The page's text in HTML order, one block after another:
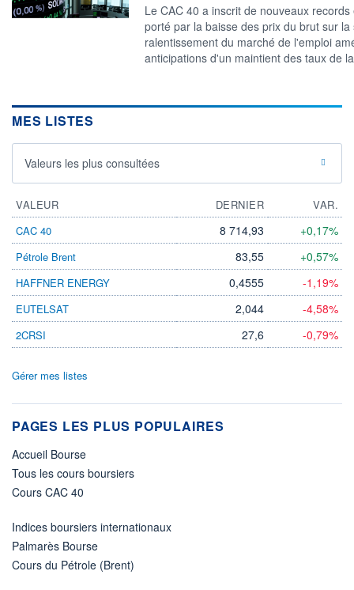
Le CAC 40 a inscrit de nouveaux
porté par la baisse des prix du brut sur
ralentissement du marché de l'emploi
anticipations d'un maintient des taux de
MES LISTES
Valeurs les plus consultées
VALEUR DERNIER
VAR.
CAC 40
8 714,93 +0,17%
Pétrole Brent 83,55 +0,57%
HAFFNER ENERGY 0,4555 -1,19%
EUTELSAT 2,044 -4,58%
2CRSI 27,6 -0,79%
Gérer mes listes
PAGES LES PLUS POPULAIRES
Accueil Bourse
Tous les cours boursiers
Cours CAC 40
Indices boursiers internationaux
Palmarès Bourse
Cours du Pétrole (Brent)